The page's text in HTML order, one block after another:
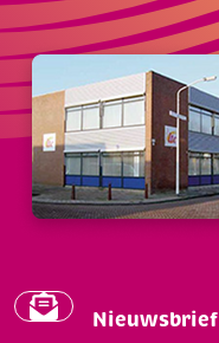
Nieuwsbrief